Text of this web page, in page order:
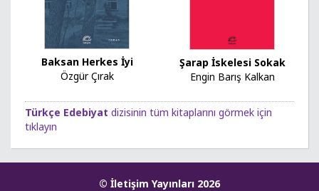
Baksan Herkes İyi
Özgür Çırak
Şarap İskelesi Sokak
Engin Barış Kalkan
Türkçe Edebiyat dizisinin tüm kitaplarını görmek için
tıklayın
© İletişim Yayınları 2026